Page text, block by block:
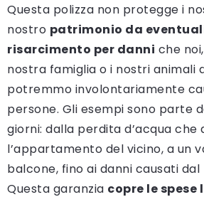
Questa polizza non protegge i
nostro patrimonio da
risarcimento per danni che
nostra famiglia o i nostri animali
potremmo involontariamente
persone. Gli esempi sono parte
giorni: dalla perdita d’acqua che
l’appartamento del vicino, a un
balcone, fino ai danni causati
Questa garanzia copre le spese